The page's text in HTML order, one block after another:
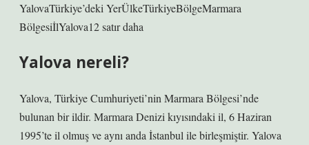
YalovaTürkiye’deki YerÜlkeTürkiyeBölgeMarmara
BölgesiİlYalova12 satır daha
Yalova nereli?
Yalova, Türkiye Cumhuriyeti’nin Marmara Bölgesi’nde
bulunan bir ildir. Marmara Denizi kıyısındaki il, 6 Haziran
1995’te il olmuş ve aynı anda İstanbul ile birleşmiştir. Yalova